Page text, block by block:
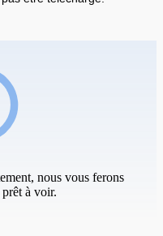
nous vous ferons
à voir.